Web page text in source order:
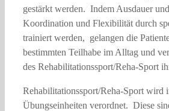
gestärkt werden. Indem Ausdauer
Koordination und Flexibilität durch
trainiert werden, gelangen die
bestimmten Teilhabe im Alltag und
des Rehabilitationssport/Reha-Sport
Rehabilitationssport/Reha-Sport wird
Übungseinheiten verordnet. Diese